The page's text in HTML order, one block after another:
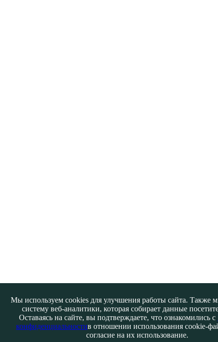
Мы используем cookies для улучшения работы сайта. Также
систему веб-аналитики, которая собирает данные
Оставаясь на сайте, вы подтверждаете, что ознакомились с
конфиденциальностив отношении использования cookie-
согласие на их использование.